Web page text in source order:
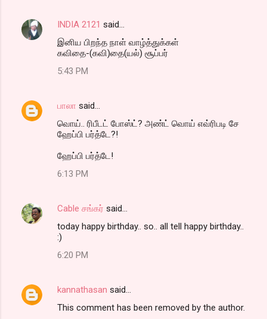
INDIA 2121 said…
இனிய பிறந்த நாள் வாழ்த்துக்கள்
கவிதை-(கவி)தை(யல்) சூப்பர்
5:43 PM
பாலா said…
வொய்.. ரிபீடட் போஸ்ட்? அண்ட் வொய் எவ்ரிபடி சே
ஹேப்பி பர்த்டே?!
ஹேப்பி பர்த்டே!
6:13 PM
Cable சங்கர் said…
today happy birthday.. so.. all tell happy birthday..
:)
6:20 PM
kannathasan said…
This comment has been removed by the author.